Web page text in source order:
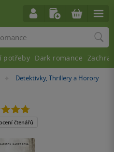
»
Detektivky, Thrillery a Horory
4.8
z
5
čtenářů
potřeby Dark romance